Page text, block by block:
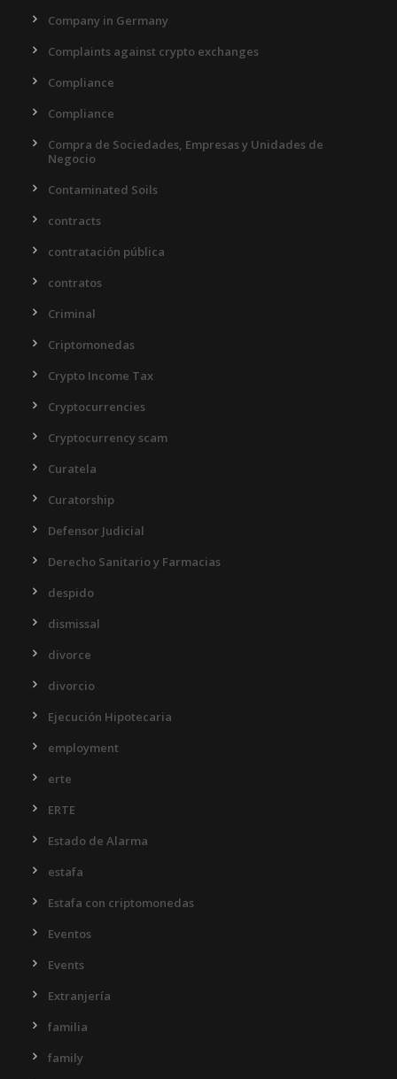
Company in Germany
Complaints against crypto exchanges
Compliance
Compliance
Compra de Sociedades, Empresas y Unidades de
Negocio
Contaminated Soils
contracts
contratación pública
contratos
Criminal
Criptomonedas
Crypto Income Tax
Cryptocurrencies
Cryptocurrency scam
Curatela
Curatorship
Defensor Judicial
Derecho Sanitario y Farmacias
despido
dismissal
divorce
divorcio
Ejecución Hipotecaria
employment
erte
ERTE
Estado de Alarma
estafa
Estafa con criptomonedas
Eventos
Events
Extranjería
familia
family